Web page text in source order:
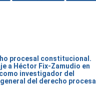
procesal constitucional.
a Héctor Fix-Zamudio en
investigador del
del derecho procesal